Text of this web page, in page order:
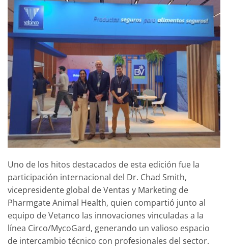
Uno de los hitos destacados de esta edición fue la
participación internacional del Dr. Chad Smith,
vicepresidente global de Ventas y Marketing de
Pharmgate Animal Health, quien compartió junto al
equipo de Vetanco las innovaciones vinculadas a la
línea Circo/MycoGard, generando un valioso espacio
de intercambio técnico con profesionales del sector.